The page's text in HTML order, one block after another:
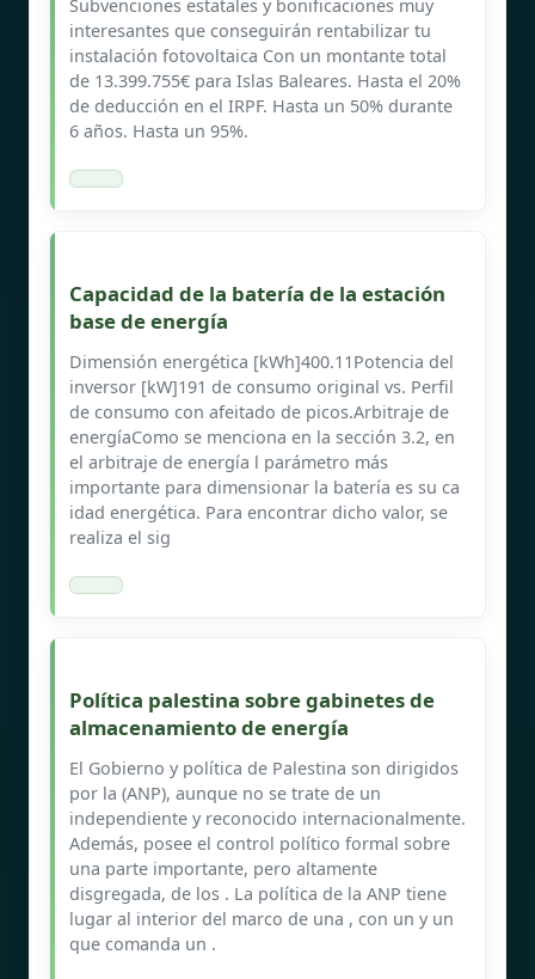
Subvenciones estatales y bonificaciones muy
interesantes que conseguirán rentabilizar tu
instalación fotovoltaica Con un montante total
de 13.399.755€ para Islas Baleares. Hasta el 20%
de deducción en el IRPF. Hasta un 50% durante
6 años. Hasta un 95%.
Capacidad de la batería de la estación
base de energía
Dimensión energética [kWh]400.11Potencia del
inversor [kW]191 de consumo original vs. Perfil
de consumo con afeitado de picos.Arbitraje de
energíaComo se menciona en la sección 3.2, en
el arbitraje de energía l parámetro más
importante para dimensionar la batería es su ca
idad energética. Para encontrar dicho valor, se
realiza el sig
Política palestina sobre gabinetes de
almacenamiento de energía
El Gobierno y política de Palestina son dirigidos
por la (ANP), aunque no se trate de un
independiente y reconocido internacionalmente.
Además, posee el control político formal sobre
una parte importante, pero altamente
disgregada, de los . La política de la ANP tiene
lugar al interior del marco de una , con un y un
que comanda un .